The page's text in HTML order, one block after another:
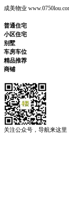
成美物业
普通住宅
小区住宅
别墅
车房车位
精品推荐
商铺
关注公众号，导航来这里